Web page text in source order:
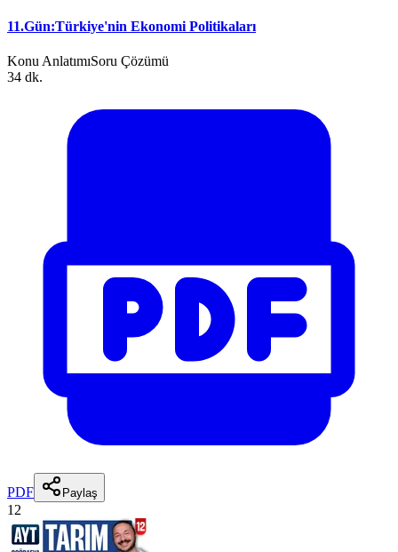
11.Gün:Türkiye'nin Ekonomi Politikaları
Konu AnlatımıSoru Çözümü
34 dk.
PDF Paylaş
12